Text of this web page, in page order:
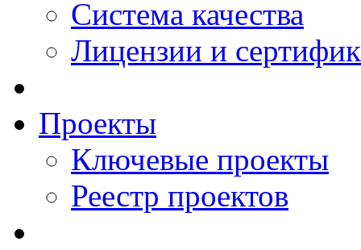
Система качества
Лицензии и
Проекты
Ключевые проекты
Реестр проектов